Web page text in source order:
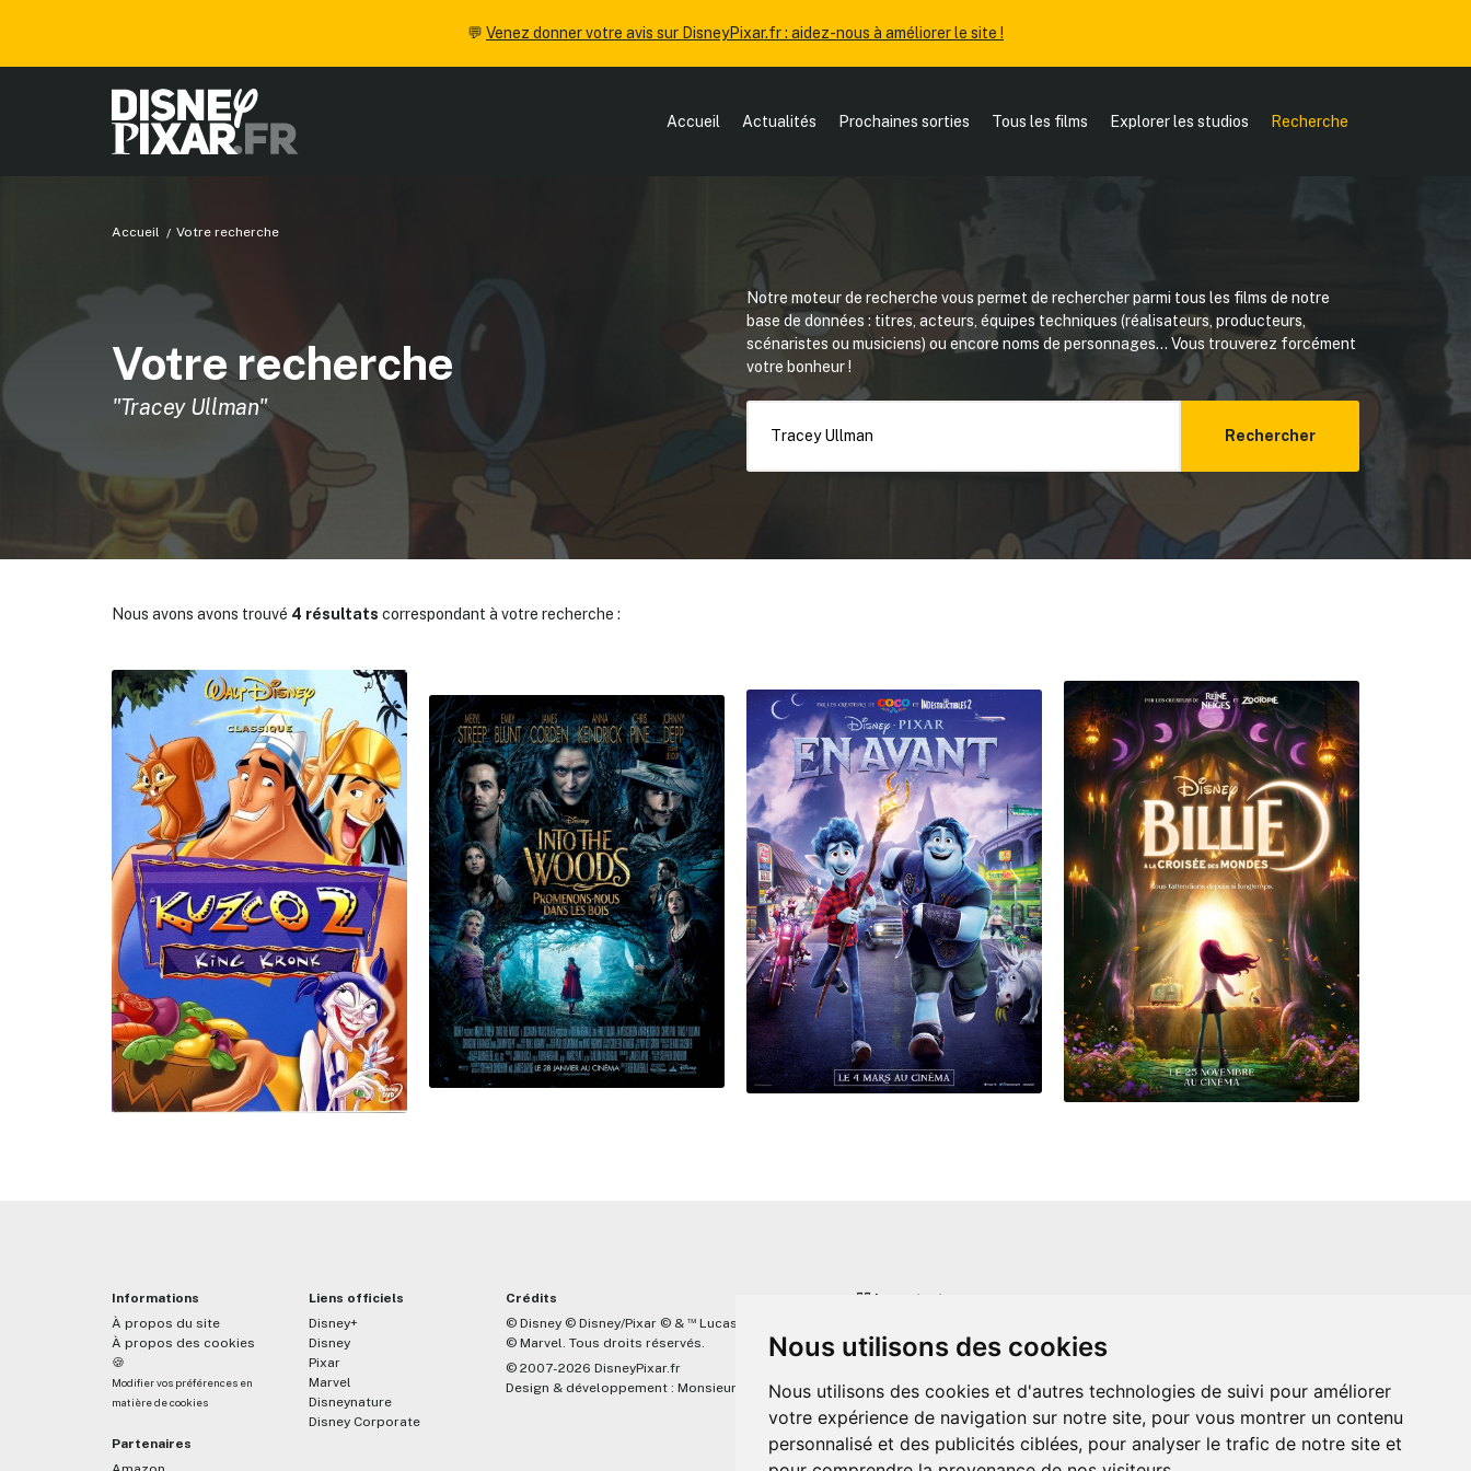
Nous utilisons des cookies
Nous utilisons des cookies et d'autres technologies de suivi pour améliorer
votre expérience de navigation sur notre site, pour vous montrer un contenu
personnalisé et des publicités ciblées, pour analyser le trafic de notre site et
💬 Venez donner votre avis sur DisneyPixar.fr : aidez-nous à améliorer le site !
Accueil Actualités Prochaines sorties Tous les films Explorer les studios Recherche
Accueil Votre recherche
Votre recherche
"Tracey Ullman"
Notre moteur de recherche vous permet de rechercher parmi tous les films de notre
base de données : titres, acteurs, équipes techniques (réalisateurs, producteurs,
scénaristes ou musiciens) ou encore noms de personnages... Vous trouverez forcément
votre bonheur !
Rechercher
Nous avons avons trouvé 4 résultats correspondant à votre recherche :
Informations
À propos du site
À propos des cookies
🍪
Modifier vos préférences en
matière de cookies
Partenaires
Liens officiels
Disney+
Disney
Pixar
Marvel
Disneynature
Disney Corporate
Crédits
© Disney © Disney/Pixar © & ™ Lucasfilm LTD
© Marvel. Tous droits réservés.
© 2007-2026 DisneyPixar.fr
Design & développement : MonsieurPaul
☝🏼 Important
lié de quelque manière que ce soit avec The Walt Disney
associés. Toute demande adressée aux studios Disney ou
Pixar sera ignorée. Merci de votre compréhension.
✕
Rechercher